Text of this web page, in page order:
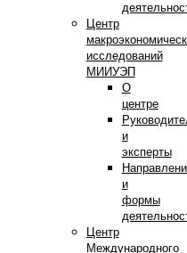
Центр
исследований
МИИУЭП
О
центре
и
эксперты
и
формы
Центр
Международного